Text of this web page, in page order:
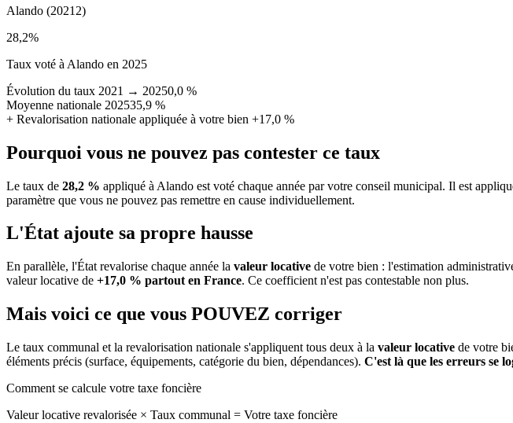
Alando (20212)
28,2%
Taux voté à Alando en 2025
Évolution du taux 2021 → 20250,0 %
Moyenne nationale 202535,9 %
+ Revalorisation nationale appliquée à votre bien +17,0 %
Pourquoi vous ne pouvez pas contester ce taux
Le taux de 28,2 % appliqué à Alando est voté chaque année par votre conseil municipal. Il est
paramètre que vous ne pouvez pas remettre en cause individuellement.
L'État ajoute sa propre hausse
En parallèle, l'État revalorise chaque année la valeur locative de votre bien : l'estimation
valeur locative de +17,0 % partout en France. Ce coefficient n'est pas contestable non plus.
Mais voici ce que vous POUVEZ corriger
Le taux communal et la revalorisation nationale s'appliquent tous deux à la valeur locative de votre
éléments précis (surface, équipements, catégorie du bien, dépendances). C'est là que les erreurs se
Comment se calcule votre taxe foncière
Valeur locative revalorisée × Taux communal = Votre taxe foncière